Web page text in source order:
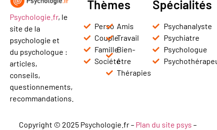
Psychologie.fr, le
site de la
psychologie et
du psychologue :
articles,
conseils,
questionnements,
recommandations.
Thèmes
Perso
Couple
Famille
Société
Amis
Travail
Bien-
être
Thérapies
Spécialités
Psychanalyste
Psychiatre
Psychologue
Copyright © 2025 Psychologie.fr – Plan du site psys –